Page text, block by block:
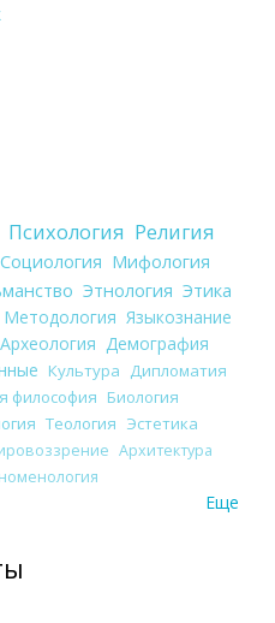
Психология Религия
Социология Мифология
Этнология Этика
Методология Языкознание
Археология Демография
Культура
Дипломатия
философия Биология
Теология Эстетика
Архитектура
Еще